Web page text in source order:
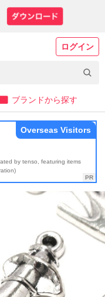
ログイン
ブランドから探す
by tenso, featuring items
Overseas Visitors